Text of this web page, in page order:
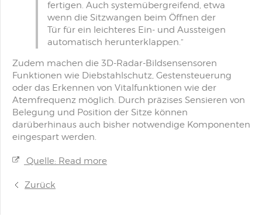
fertigen. Auch systemübergreifend, etwa
wenn die Sitzwangen beim Öffnen der
Tür für ein leichteres Ein- und Aussteigen
automatisch herunterklappen.“
Zudem machen die 3D-Radar-Bildsensensoren
Funktionen wie Diebstahlschutz, Gestensteuerung
oder das Erkennen von Vitalfunktionen wie der
Atemfrequenz möglich. Durch präzises Sensieren von
Belegung und Position der Sitze können
darüberhinaus auch bisher notwendige Komponenten
eingespart werden.
Quelle: Read more
Zurück